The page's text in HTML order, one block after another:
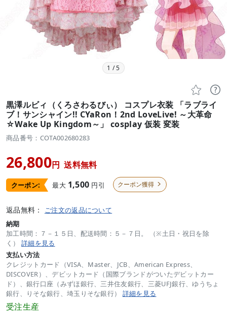
1 /5
 
黒澤ルビィ（くろさわるびぃ） コスプレ衣装 「ラブライ
ブ！サンシャイン!! CYaRon！2nd LoveLive! ～大革命
☆Wake Up Kingdom～」 cosplay 仮装 変装
商品番号：COTA002680283
26,800円 送料無料
クーポン: 最大 1,500 円引 クーポン獲得 
返品無料： ご注文の返品について
納期
加工時間：７－１５日、配送時間：５－７日。 （※土日・祝日を除
く） 詳細を見る
支払い方法
クレジットカード（VISA、Master、JCB、American Express、
DISCOVER）、デビットカード（国際ブランドがついたデビットカー
ド）、銀行口座（みずほ銀行、三井住友銀行、三菱UFJ銀行、ゆうちょ
銀行、りそな銀行、埼玉りそな銀行） 詳細を見る
受注生産